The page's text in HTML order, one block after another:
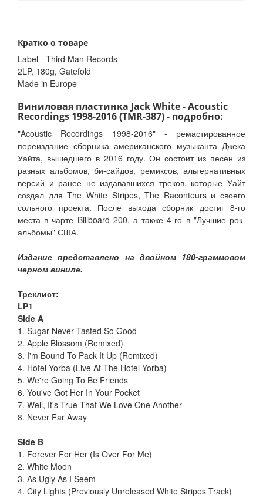
Кратко о товаре
Label - Third Man Records
2LP, 180g, Gatefold
Made in Europe
Виниловая пластинка Jack White - Acoustic
Recordings 1998-2016 (TMR-387) - подробно:
"Acoustic Recordings 1998-2016" - ремастированное
переиздание сборника американского музыканта Джека
Уайта, вышедшего в 2016 году. Он состоит из песен из
разных альбомов, би-сайдов, ремиксов, альтернативных
версий и ранее не издававшихся треков, которые Уайт
создал для The White Stripes, The Raconteurs и своего
сольного проекта. После выхода сборник достиг 8-го
места в чарте Billboard 200, а также 4-го в "Лучшие рок-
альбомы" США.
Издание представлено на двойном 180-граммовом
черном виниле.
Треклист:
LP1
Side A
1. Sugar Never Tasted So Good
2. Apple Blossom (Remixed)
3. I'm Bound To Pack It Up (Remixed)
4. Hotel Yorba (Live At The Hotel Yorba)
5. We're Going To Be Friends
6. You've Got Her In Your Pocket
7. Well, It's True That We Love One Another
8. Never Far Away
Side B
1. Forever For Her (Is Over For Me)
2. White Moon
3. As Ugly As I Seem
4. City Lights (Previously Unreleased White Stripes Track)